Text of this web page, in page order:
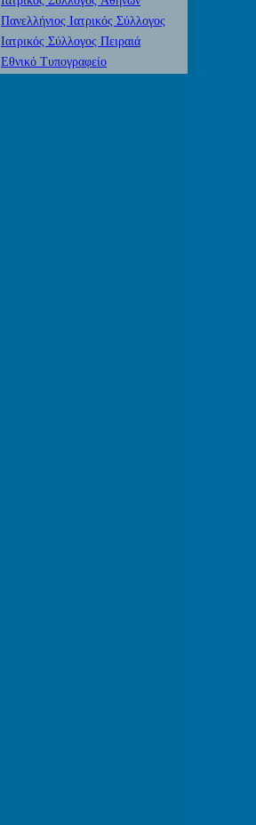
Πανελλήνιος Ιατρικός Σύλλογος
Ιατρικός Σύλλογος Πειραιά
Εθνικό Τυπογραφείο